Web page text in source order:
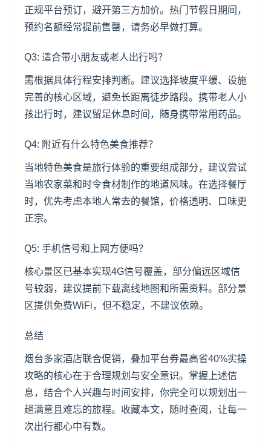
正规平台预订，避开第三方加价。热门节假日期间，
预约名额经常提前售罄，请务必早做打算。
Q3: 适合带小朋友或老人出行吗？
需根据具体行程安排判断。建议选择坡度平缓、设施
完善的核心区域，避免长距离徒步路段。携带老人小
孩出行时，建议留足休息时间，随身携带常用药品。
Q4: 附近有什么特色美食推荐？
当地特色美食是旅行体验的重要组成部分，建议尝试
当地农家菜和时令食材制作的地道风味。在选择餐厅
时，优先考虑本地人常去的餐馆，价格透明、口味更
正宗。
Q5: 手机信号和上网方便吗？
核心景区已基本实现4G信号覆盖，部分偏远区域信
号较弱，建议提前下载离线地图和所需资料。部分景
区提供免费WiFi，但不稳定，不建议依赖。
总结
烟台多家酒店联合促销，叠加平台券最高省40%实操
攻略的核心在于合理规划与安全意识。掌握上述信
息，结合个人兴趣与时间安排，你完全可以规划出一
趟满意且难忘的旅程。收藏本文，随时查阅，让每一
次出行都心中有数。